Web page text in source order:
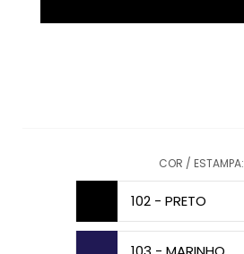
COR / ESTAMPA:
102 - PRETO